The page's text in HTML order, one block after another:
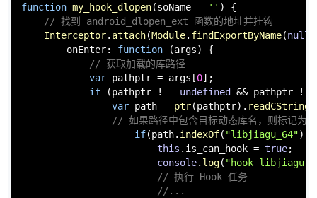
function my_hook_dlopen(soName = '' ) {
// 找到 android_dlopen_ext 函数的地址并挂钩
Interceptor. attach(Module. findExportByName(null
onEnter: function (args) {
// 获取加载的库路径
var pathptr = args[0];
if (pathptr !== undefined && pathptr !=
var path = ptr(pathptr). readCString
// 如果路径中包含目标动态库名，则标记为
if(path. indexOf( "libjiagu_64")
this . is_can_hook = true;
console. log( "hook
// 执行 Hook 任务
//...